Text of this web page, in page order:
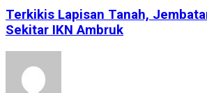
Terkikis Lapisan Tanah,
Sekitar IKN Ambruk